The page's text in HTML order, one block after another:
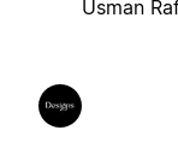
Usman